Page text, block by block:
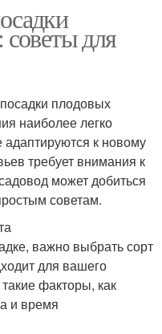
для
плодовых
наиболее легко
адаптируются к новому
требует внимания к
может добиться
советам.
важно выбрать сорт
для вашего
факторы, как
и время